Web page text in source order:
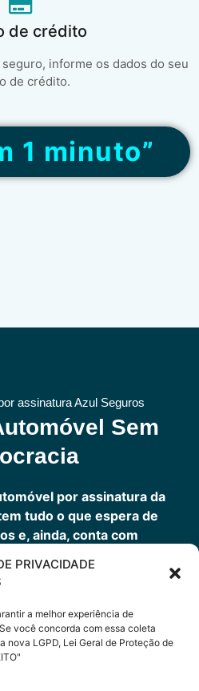
PRIVACIDADE
a melhor experiência de
você concorda com essa coleta
nova LGPD, Lei Geral de Proteção de
de crédito
informe os dados do seu
de crédito.
1 minuto”
assinatura Azul Seguros
Sem
por assinatura da
tudo o que espera de
e, ainda, conta com
24h.
completo com a garantia